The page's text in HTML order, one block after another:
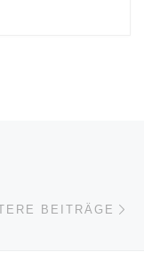
BEITRÄGE